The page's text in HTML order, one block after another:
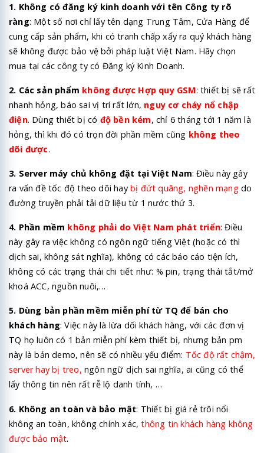
1. Không có đăng ký kinh doanh với tên Công ty rõ
ràng: Một số nơi chỉ lấy tên dạng Trung Tâm, Cửa Hàng để
cung cấp sản phẩm, khi có tranh chấp xẩy ra quý khách hàng
sẽ không được bảo vệ bởi pháp luật Việt Nam. Hãy chọn
mua tại các công ty có Đăng ký Kinh Doanh.
2. Các sản phẩm không được Hợp quy GSM: thiết bị sẽ rất
nhanh hỏng, báo sai vị trí rất lớn, nguy cơ cháy nổ chập
điện. Dùng thiết bị có độ bền kém, chỉ 6 tháng tới 1 năm là
hỏng, thì khi đó có trọn đời phần mềm cũng không theo
dõi được.
3. Server máy chủ không đặt tại Việt Nam: Điều này gây
ra vấn đề tốc độ theo dõi hay bị đứt quãng, nghẽn mạngdo
đường truyền phải tải dữ liệu từ 1 nước thứ 3.
4. Phần mềm không phải do Việt Nam phát triển: Điều
này gây ra việc không có ngôn ngữ tiếng Việt (hoặc có thì
dịch sai, không sát nghĩa), không có các báo cáo tiện ích,
không có các trạng thái chi tiết như: % pin, trạng thái tắt/mở
khoá ACC, nguồn nuôi,…
5. Dùng bản phần mềm miễn phí từ TQ để bán cho
khách hàng: Việc này là lừa dối khách hàng, với các đơn vị
TQ họ luôn có 1 bản miễn phí kèm thiết bị, nhưng bản pm
này là bản demo, nên sẽ có nhiều yếu điểm: Tốc độ rất chậm,
server hay bị treo, ngôn ngữ dịch sai nghĩa, ai cũng có thể
lấy thông tin nên rất rễ lộ danh tính, …
6. Không an toàn và bảo mật: Thiết bị giá rẻ trôi nổi
không an toàn, không chính xác,thông tin khách hàng không
được bảo mật.